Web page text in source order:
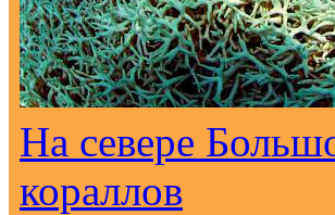
На севере
кораллов